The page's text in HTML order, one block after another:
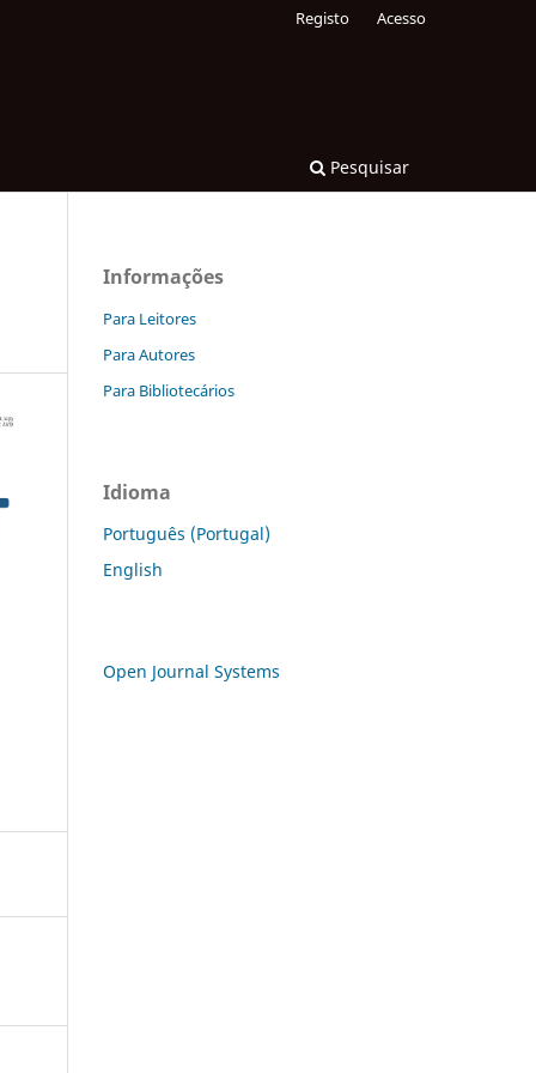
Pesquisar
Registo Acesso
Informações
Para Leitores
Para Autores
Para Bibliotecários
Idioma
Português (Portugal)
English
Open Journal Systems